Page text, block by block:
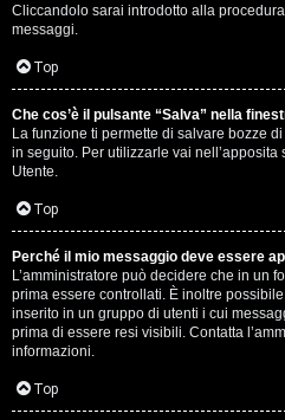
Cliccandolo sarai introdotto alla
messaggi.
Top
Che cos’è il pulsante “Salva” nella
La funzione ti permette di salvare bozze
in seguito. Per utilizzarle vai
Utente.
Top
Perché il mio messaggio deve essere
L’amministratore può decidere che in un
prima essere controllati. È inoltre
inserito in un gruppo di utenti i cui
prima di essere resi visibili. Contatta
informazioni.
Top
r
a
t
e
c
o
n
G
i
g